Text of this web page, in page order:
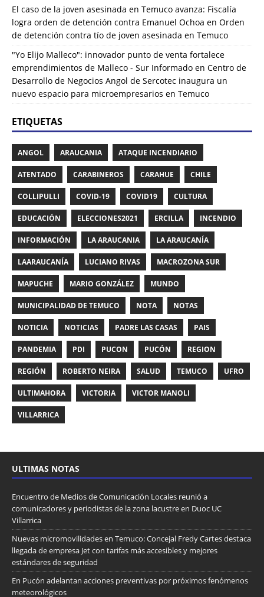
El caso de la joven asesinada en Temuco avanza: Fiscalía
logra orden de detención contra Emanuel Ochoa en Orden
de detención contra tío de joven asesinada en Temuco
"Yo Elijo Malleco": innovador punto de venta fortalece
emprendimientos de Malleco - Sur Informado en Centro de
Desarrollo de Negocios Angol de Sercotec inaugura un
nuevo espacio para microempresarios en Temuco
ETIQUETAS
ANGOL ARAUCANIA ATAQUE INCENDIARIO
ATENTADO CARABINEROS CARAHUE CHILE
COLLIPULLI COVID-19 COVID19 CULTURA
EDUCACIÓN ELECCIONES2021 ERCILLA INCENDIO
INFORMACIÓN LA ARAUCANIA LA ARAUCANÍA
LAARAUCANÍA LUCIANO RIVAS MACROZONA SUR
MAPUCHE MARIO GONZÁLEZ MUNDO
MUNICIPALIDAD DE TEMUCO NOTA NOTAS
NOTICIA NOTICIAS PADRE LAS CASAS PAIS
PANDEMIA PDI PUCON PUCÓN REGION
REGIÓN ROBERTO NEIRA SALUD TEMUCO UFRO
ULTIMAHORA VICTORIA VICTOR MANOLI
VILLARRICA
ULTIMAS NOTAS
Encuentro de Medios de Comunicación Locales reunió a
comunicadores y periodistas de la zona lacustre en Duoc UC
Villarrica
Nuevas micromovilidades en Temuco: Concejal Fredy Cartes destaca
llegada de empresa Jet con tarifas más accesibles y mejores
estándares de seguridad
En Pucón adelantan acciones preventivas por próximos fenómenos
meteorológicos